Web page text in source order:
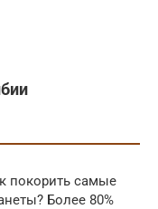
покорить самые
Более 80%